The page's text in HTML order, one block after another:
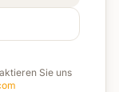
Sie uns